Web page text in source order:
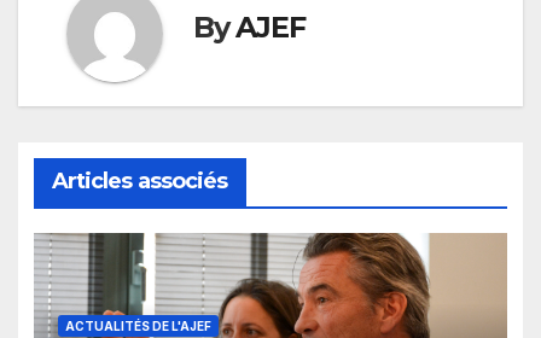
ByAJEF
Articles associés
ACTUALITÉS DE L'AJEF